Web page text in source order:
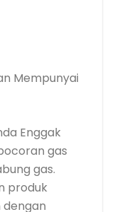
dan
Ketika
apapun.
kompor ini